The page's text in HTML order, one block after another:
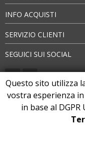
INFO ACQUISTI
SERVIZIO CLIENTI
SEGUICI SUI SOCIAL
METODI DI PAGAMENTO:
Questo sito utilizza
vostra esperienza
in base al DGPR